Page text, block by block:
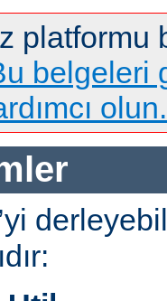
belgeleri
olun.